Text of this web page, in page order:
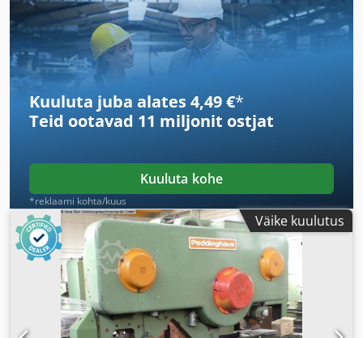
Kuuluta juba alates 4,49 €*
Teid ootavad 11 miljonit ostjat
Kuuluta kohe
*reklaami kohta/kuus
Väike kuulutus